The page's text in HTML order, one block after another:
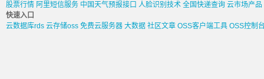
股票行情 阿里短信服务 中国天气预报接口 人脸识别技术 全国快递查询 云市场产品
快速入口
云数据库rds 云存储oss 免费云服务器 大数据 社区文章 OSS客户端工具 OSS控制